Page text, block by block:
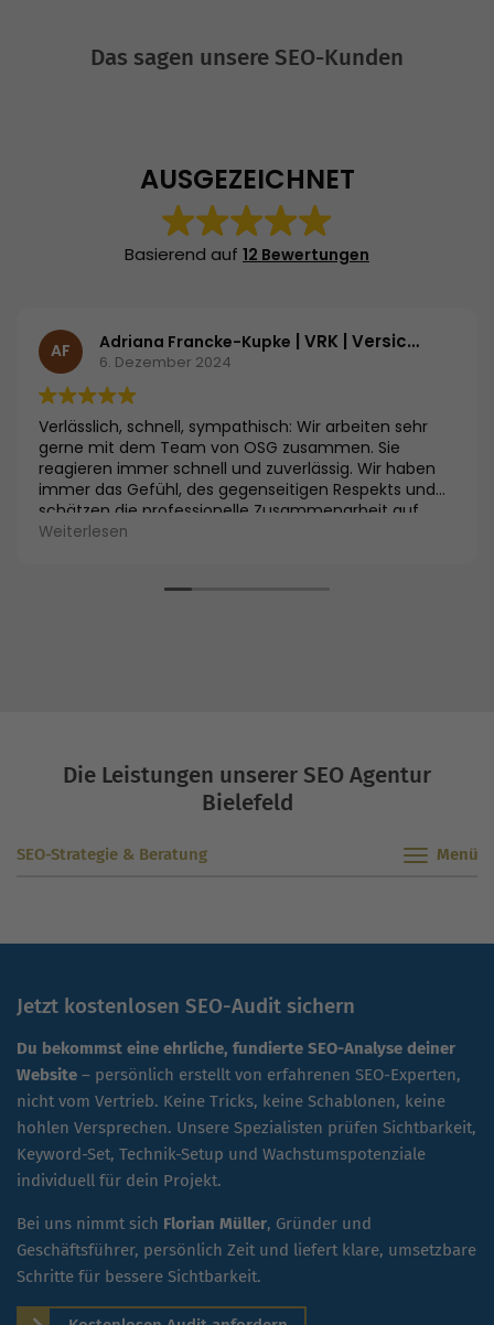
Das sagen unsere SEO-Kunden
AUSGEZEICHNET
Basierend auf 12 Bewertungen
AF Adriana Francke-Kupke | VRK | Versicherer im Raum der Kirchen
6. Dezember 2024
Verlässlich, schnell, sympathisch: Wir arbeiten sehr
gerne mit dem Team von OSG zusammen. Sie
reagieren immer schnell und zuverlässig. Wir haben
immer das Gefühl, des gegenseitigen Respekts und
schätzen die professionelle Zusammenarbeit auf
Augenhöhe.
Weiterlesen
Die Leistungen unserer SEO Agentur
Bielefeld
SEO-Strategie & Beratung
Jetzt kostenlosen SEO-Audit sichern
Du bekommst eine ehrliche, fundierte SEO-Analyse deiner
Website – persönlich erstellt von erfahrenen SEO-Experten,
nicht vom Vertrieb. Keine Tricks, keine Schablonen, keine
hohlen Versprechen. Unsere Spezialisten prüfen Sichtbarkeit,
Keyword-Set, Technik-Setup und Wachstumspotenziale
individuell für dein Projekt.
Bei uns nimmt sich Florian Müller, Gründer und
Geschäftsführer, persönlich Zeit und liefert klare, umsetzbare
Schritte für bessere Sichtbarkeit.